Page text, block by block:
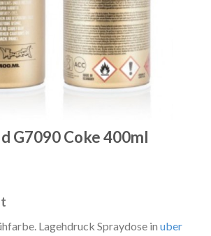
G7090 Coke 400ml
Lagehdruck Spraydose in uber